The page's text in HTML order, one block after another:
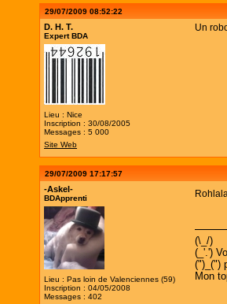
29/07/2009 08:52:22
D. H. T.
Expert BDA
Lieu : Nice
Inscription : 30/08/2005
Messages : 5 000
Site Web
Un
29/07/2009 17:17:57
-Askel-
BDApprenti
Lieu : Pas loin de Valenciennes (59)
Inscription : 04/05/2008
Messages : 402
(\_/)
(_'.')
(")_(")
Mon